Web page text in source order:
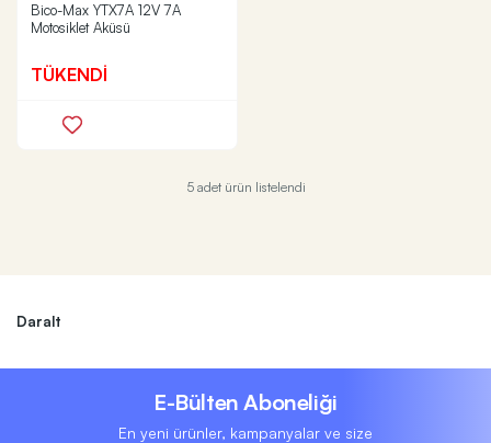
Bico-Max YTX7A 12V 7A
Motosiklet Aküsü
TÜKENDİ
5 adet ürün listelendi
Daralt
E-Bülten Aboneliği
En yeni ürünler, kampanyalar ve size